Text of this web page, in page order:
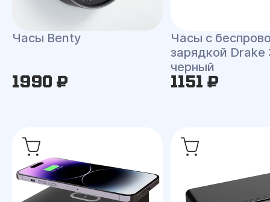
Часы Benty
1990 ₽
Часы с
зарядкой Drake
черный
1151 ₽